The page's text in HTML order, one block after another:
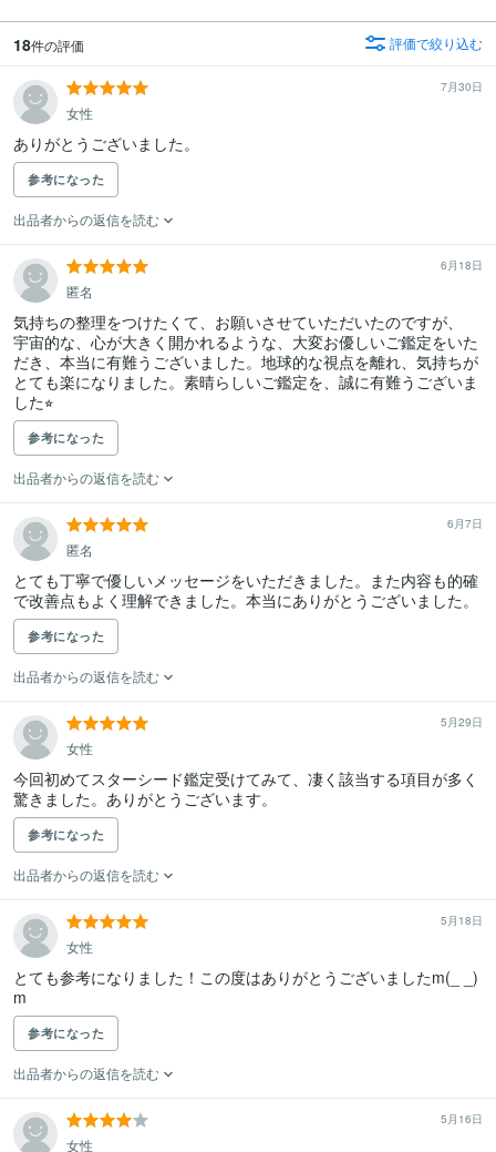
18件の評価 評価で絞り込む
7月30日
女性
ありがとうございました。
参考になった
出品者からの返信を読む
6月18日
匿名
気持ちの整理をつけたくて、お願いさせていただいたのですが、
宇宙的な、心が大きく開かれるような、大変お優しいご鑑定をいた
だき、本当に有難うございました。地球的な視点を離れ、気持ちが
とても楽になりました。素晴らしいご鑑定を、誠に有難うございま
した⭐︎
参考になった
出品者からの返信を読む
6月7日
匿名
とても丁寧で優しいメッセージをいただきました。また内容も的確
で改善点もよく理解できました。本当にありがとうございました。
参考になった
出品者からの返信を読む
5月29日
女性
今回初めてスターシード鑑定受けてみて、凄く該当する項目が多く
驚きました。ありがとうございます。
参考になった
出品者からの返信を読む
5月18日
女性
とても参考になりました！この度はありがとうございましたm(_ _)
m
参考になった
出品者からの返信を読む
5月16日
女性